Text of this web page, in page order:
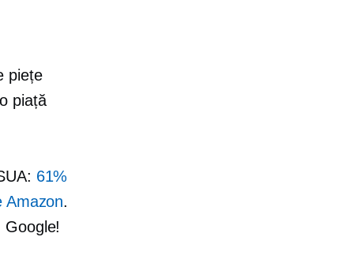
piețe
piață
61%
Amazon.